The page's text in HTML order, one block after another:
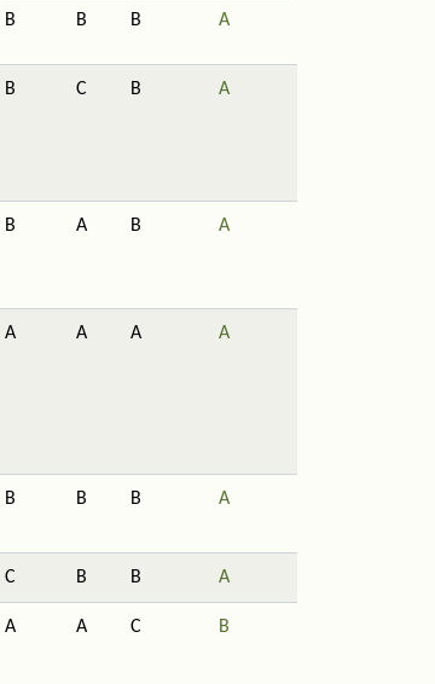
B B B A
B C B A
B A B A
A A A A
B B B A
C B B A
A A C B